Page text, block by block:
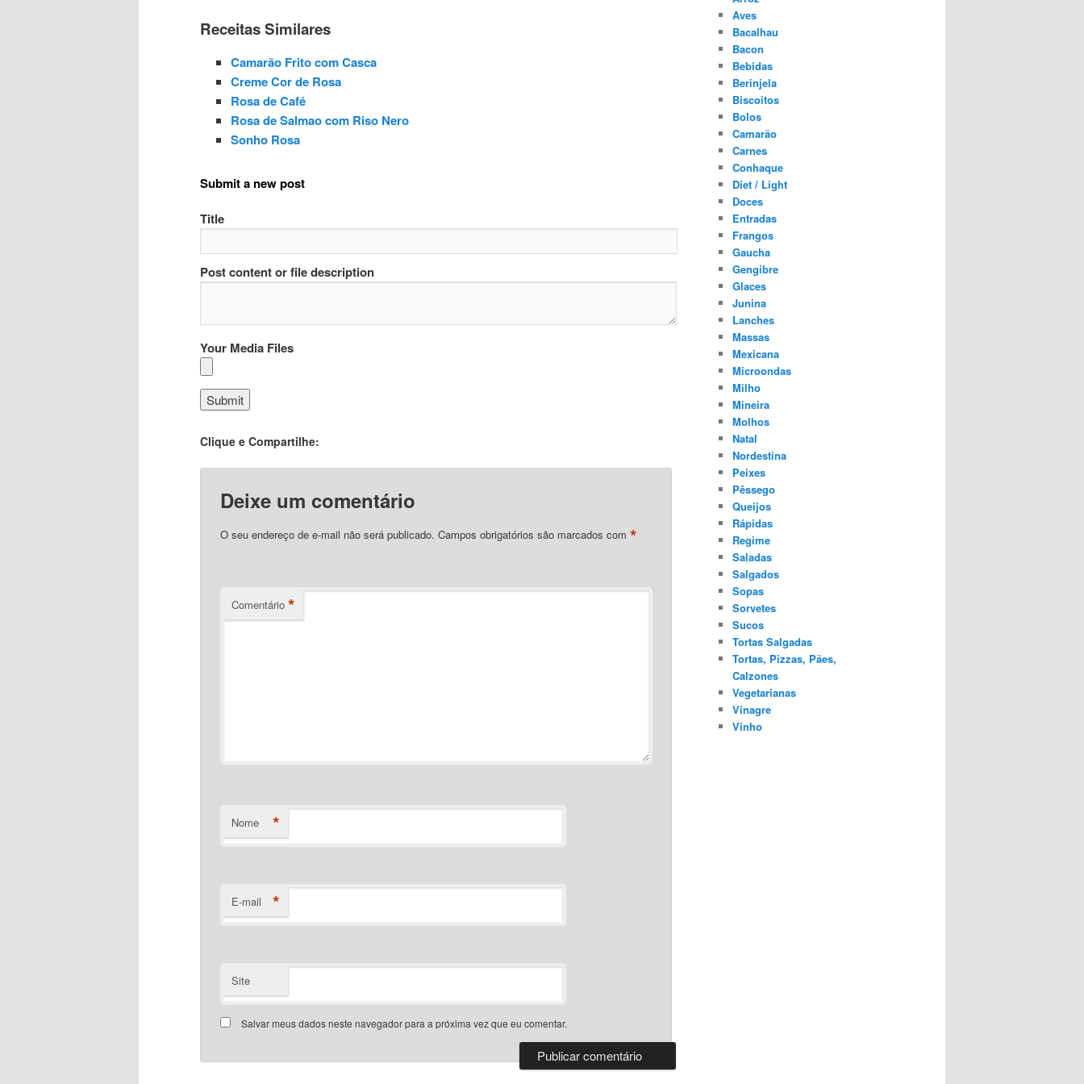
Receitas Similares
Camarão Frito com Casca
Creme Cor de Rosa
Rosa de Café
Rosa de Salmao com Riso Nero
Sonho Rosa
Submit a new post
Title
Post content or file description
Your Media Files
Clique e Compartilhe:
Deixe um comentário
O seu endereço de e-mail não será publicado. Campos obrigatórios são marcados com*
Comentário *
Nome *
E-mail *
Site
Salvar meus dados neste navegador para a próxima vez que eu comentar.
Aves
Bacalhau
Bacon
Bebidas
Berinjela
Biscoitos
Bolos
Camarão
Carnes
Conhaque
Diet / Light
Doces
Entradas
Frangos
Gaucha
Gengibre
Glaces
Junina
Lanches
Massas
Mexicana
Microondas
Milho
Mineira
Molhos
Natal
Nordestina
Peixes
Pêssego
Queijos
Rápidas
Regime
Saladas
Salgados
Sopas
Sorvetes
Sucos
Tortas Salgadas
Tortas, Pizzas, Pães,
Calzones
Vegetarianas
Vinagre
Vinho